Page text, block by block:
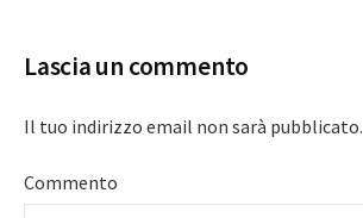
Lascia un commento
Il tuo indirizzo email non sarà pubblicato.
Commento